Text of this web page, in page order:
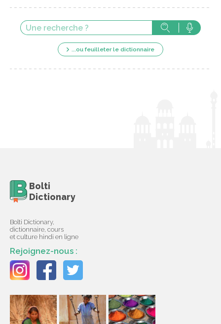
...ou feuilleter le dictionnaire
Bolti
Dictionary
Bolti Dictionary,
dictionnaire, cours
et culture hindi en ligne
Rejoignez-nous :